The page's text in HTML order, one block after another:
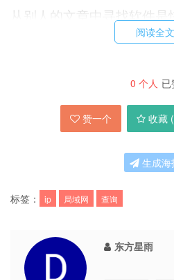
从别人的文章中寻找软件是
页，继续搜寻着作者的其它
下载（8KB，免安装）：
divshare|hotshare|live
抄袭门事
断水断电 的日子 [FM8391-
阅读全文
0 个人 已
赞一个 收藏 (
生成海
标签： ip 局域网 查询
东方星雨